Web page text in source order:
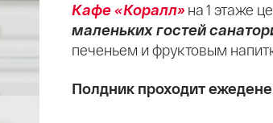
Кафе«Коралл» на 1 этаже
маленьких гостей
печеньем и фруктовым
Полдник проходит